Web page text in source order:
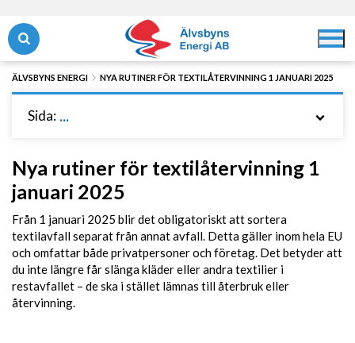
Hoppa
till
innehåll
Hoppa
till
navigering
Öppna/stäng sök
ÄLVSBYNS ENERGI NYA RUTINER FÖR TEXTILÅTERVINNING 1 JANUARI 2025
Nya rutiner för textilåtervinning 1
januari 2025
Från 1 januari 2025 blir det obligatoriskt att sortera
textilavfall separat från annat avfall. Detta gäller inom hela EU
och omfattar både privatpersoner och företag. Det betyder att
du inte längre får slänga kläder eller andra textilier i
restavfallet – de ska i stället lämnas till återbruk eller
återvinning.
Sida: ...